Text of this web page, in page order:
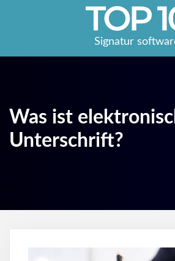
Signatur
Was ist
Unterschrift?